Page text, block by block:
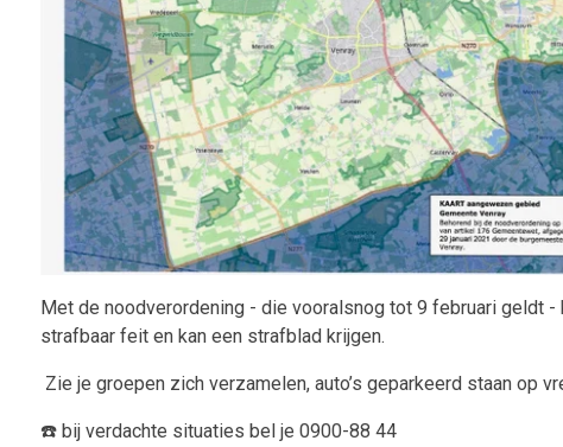
Met de noodverordening - die vooralsnog tot 9 februari geldt
strafbaar feit en kan een strafblad krijgen.
Zie je groepen zich verzamelen, auto’s geparkeerd staan op
☎️ bijverdachte situaties bel je 0900-88 44